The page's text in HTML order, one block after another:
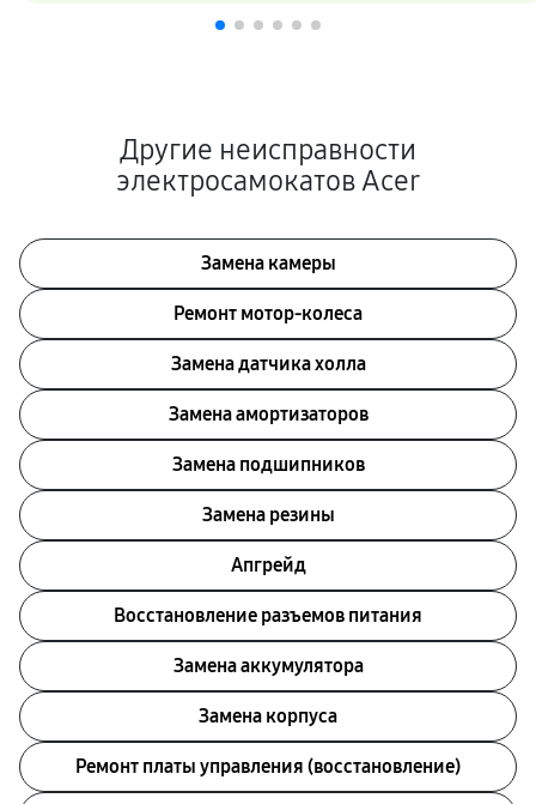
Другие неисправности
электросамокатов Acer
Замена камеры
Ремонт мотор-колеса
Замена датчика холла
Замена амортизаторов
Замена подшипников
Замена резины
Апгрейд
Восстановление разъемов питания
Замена аккумулятора
Замена корпуса
Ремонт платы управления (восстановление)